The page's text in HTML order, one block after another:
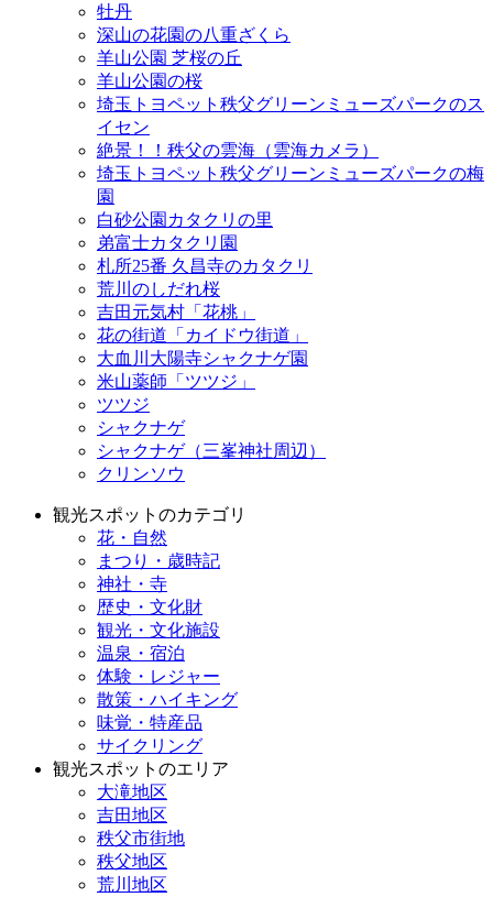
牡丹
深山の花園の八重ざくら
羊山公園 芝桜の丘
羊山公園の桜
埼玉トヨペット秩父グリーンミューズパークのス
イセン
絶景！！秩父の雲海（雲海カメラ）
埼玉トヨペット秩父グリーンミューズパークの梅
園
白砂公園カタクリの里
弟富士カタクリ園
札所25番 久昌寺のカタクリ
荒川のしだれ桜
吉田元気村「花桃」
花の街道「カイドウ街道」
大血川大陽寺シャクナゲ園
米山薬師「ツツジ」
ツツジ
シャクナゲ
シャクナゲ（三峯神社周辺）
クリンソウ
観光スポットのカテゴリ
花・自然
まつり・歳時記
神社・寺
歴史・文化財
観光・文化施設
温泉・宿泊
体験・レジャー
散策・ハイキング
味覚・特産品
サイクリング
観光スポットのエリア
大滝地区
吉田地区
秩父市街地
秩父地区
荒川地区